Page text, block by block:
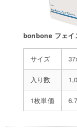
bonbone フェイ
サイズ
入り数
1枚単価